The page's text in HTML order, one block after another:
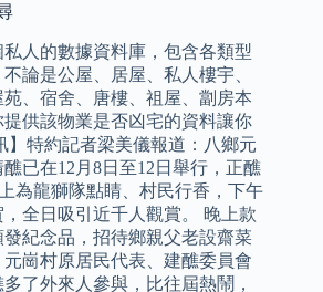
人的數據資料庫，包含各類型
論是公屋、居屋、私人樓宇、
、宿舍、唐樓、祖屋、劏房本
供該物業是否凶宅的資料讓你
】特約記者梁美儀報道：八鄉元
已在12月8日至12日舉行，正醮
為龍獅隊點睛、村民行香，下午
全日吸引近千人觀賞。 晚上款
紀念品，招待鄉親父老設齋菜
崗村原居民代表、建醮委員會
了外來人參與，比往屆熱鬧，